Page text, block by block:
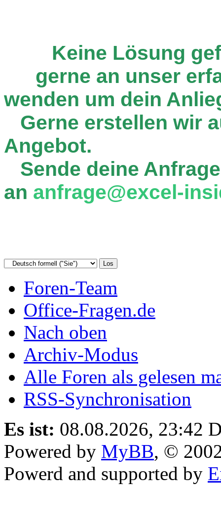
Keine Lösung
gerne an unser
wenden um dein
Gerne erstellen wir
Angebot.
Sende deine
an anfrage@excel-
Foren-Team
Office-Fragen.de
Nach oben
Archiv-Modus
Alle Foren als gelesen
RSS-Synchronisation
Es ist: 08.08.2026, 23:42
Powered by MyBB, ©
Powerd and supported by